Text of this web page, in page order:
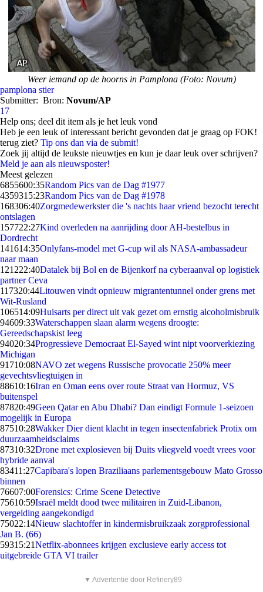
Weer iemand op de hoorns in Pamplona (Foto: Novum)
pamplona stier
Submitter: Bron: Novum/AP
17
Help ons; deel dit item als je het leuk vond
Heb je een leuk of interessant bericht gevonden dat je graag op FOK!
terug ziet? Tip ons dan via de submit!
Zoek jij altijd de leukste nieuwtjes en kun je daar leuk over schrijven?
Meld je aan als nieuwsposter!
Meest gelezen
6855600:35Random Pics van de Dag #1977
4359315:23Random Pics van de Dag #1978
168306:40Zorgmedewerkster die 's nachts haar vriend bezocht terecht
ontslagen
157722:27Kind overleden na aanrijding door AH-bestelbus in
Dordrecht
141614:35Onlyfans-model met G-cup wil als NASA-ambassadeur
naar maan
121222:40Datalek bij Bol en de Bijenkorf na cyberaanval op logistiek
partner Ceva
117320:44Litouwen vindt opnieuw migrantentunnel onder grens met
Wit-Rusland
106514:09Huisarts per direct uit vak gezet om ernstig alcoholmisbruik
94609:33Waterschappen slaan alarm wegens droogte:
Gereedschapskist leeg
94020:34Progressieve Democraat El-Sayed wint nipt voorverkiezing
Michigan
91710:08NAVO zet wegens Russische provocatie 250% meer
gevechtsvliegtuigen in
88610:16Iran en Oman eens over route Straat van Hormuz, VS
buitenspel
87820:49Geen Qatar en Abu Dhabi? Dan eindigt Formule 1-seizoen
mogelijk in Europa
87510:28Wakker Dier dient klacht in tegen insectenfabriek Protix om
duurzaamheidsclaims
87310:32Drone met explosieven bij Duits vliegveld voedt vrees voor
hybride aanval
83411:27Capibara's lopen Braziliaans parlementsgebouw Mato Grosso
binnen
76607:00Forensics: Crime Scene Detective
75610:59Israël meldt dood twee militairen in Zuid-Libanon,
vergelding aangekondigd
75022:14Nieuw slachtoffer in kindermisbruikzaak zorgprofessional
Jan B. (66)
59315:21Netflix-abonnees krijgen exclusieve early access tot
uitgebreide GTA VI trailer
▼ Advertentie door Refinery89